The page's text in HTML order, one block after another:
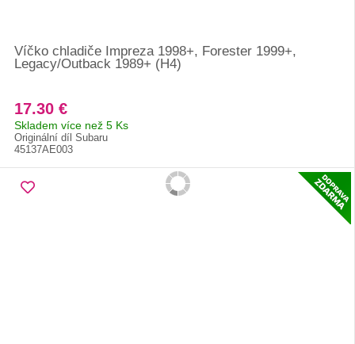
Víčko chladiče Impreza 1998+, Forester 1999+,
Legacy/Outback 1989+ (H4)
17.30 €
Skladem více než 5 Ks
Originální díl Subaru
45137AE003